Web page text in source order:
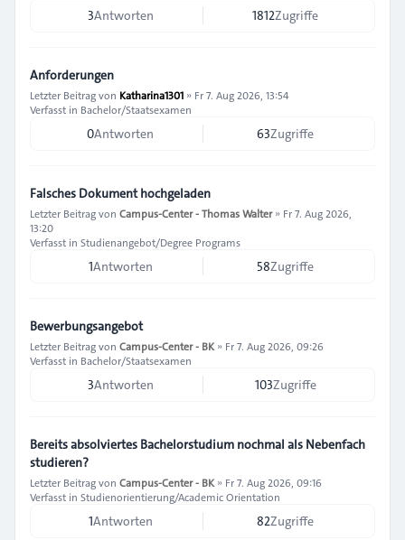
3Antworten 1812Zugriffe
Anforderungen
Letzter Beitrag von Katharina1301 » Fr 7. Aug 2026, 13:54
Verfasst in Bachelor/Staatsexamen
0Antworten 63Zugriffe
Falsches Dokument hochgeladen
Letzter Beitrag von Campus-Center - Thomas Walter» Fr 7. Aug 2026,
13:20
Verfasst in Studienangebot/Degree Programs
1Antworten 58Zugriffe
Bewerbungsangebot
Letzter Beitrag von Campus-Center - BK» Fr 7. Aug 2026, 09:26
Verfasst in Bachelor/Staatsexamen
3Antworten 103Zugriffe
Bereits absolviertes Bachelorstudium nochmal als Nebenfach
studieren?
Letzter Beitrag von Campus-Center - BK» Fr 7. Aug 2026, 09:16
Verfasst in Studienorientierung/Academic Orientation
1Antworten 82Zugriffe